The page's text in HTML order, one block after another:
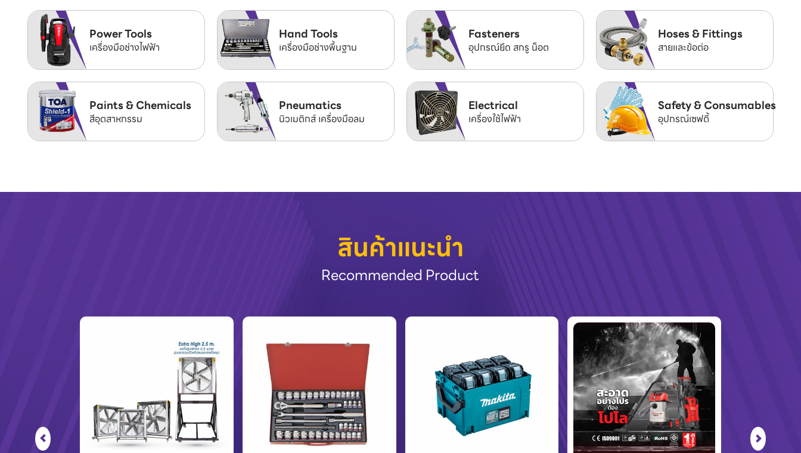
Power Tools
เครื่องมือช่างไฟฟ้า
Hand Tools
เครื่องมือช่างพื้นฐาน
Fasteners
อุปกรณ์ยึด สกรู น็อต
Hoses & Fittings
สายและข้อต่อ
Paints & Chemicals
สีอุตสาหกรรม
Pneumatics
นิวเมติกส์ เครื่องมือลม
Electrical
เครื่องใช้ไฟฟ้า
Safety & Consumables
อุปกรณ์เซฟตี้
สินค้าแนะนำ
Recommended Product